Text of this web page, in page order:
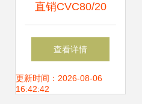
直销CVC80/20
40S涤棉混纺纱线
为针纺织品提供高
查看详情
更新时间：2026-08-06
16:42:42